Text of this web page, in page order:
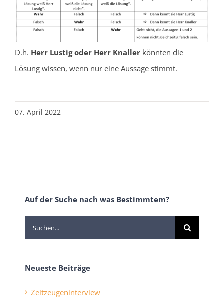
D.h. Herr Lustig oder Herr Knallerkönnten die
Lösung wissen, wenn nur eine Aussage stimmt.
07. April 2022
Auf der Suche nach was Bestimmtem?
Suche
nach:
Neueste Beiträge
Zeitzeugeninterview